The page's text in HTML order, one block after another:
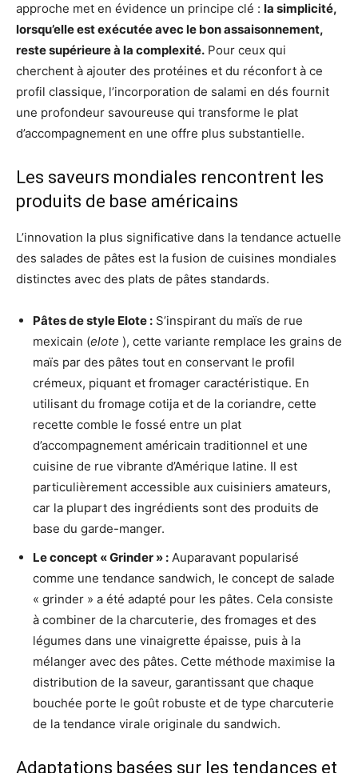
approche met en évidence un principe clé : la simplicité,
lorsqu’elle est exécutée avec le bon assaisonnement,
reste supérieure à la complexité. Pour ceux qui
cherchent à ajouter des protéines et du réconfort à ce
profil classique, l’incorporation de salami en dés fournit
une profondeur savoureuse qui transforme le plat
d’accompagnement en une offre plus substantielle.
Les saveurs mondiales rencontrent les
produits de base américains
L’innovation la plus significative dans la tendance actuelle
des salades de pâtes est la fusion de cuisines mondiales
distinctes avec des plats de pâtes standards.
Pâtes de style Elote : S’inspirant du maïs de rue
mexicain (elote ), cette variante remplace les grains de
maïs par des pâtes tout en conservant le profil
crémeux, piquant et fromager caractéristique. En
utilisant du fromage cotija et de la coriandre, cette
recette comble le fossé entre un plat
d’accompagnement américain traditionnel et une
cuisine de rue vibrante d’Amérique latine. Il est
particulièrement accessible aux cuisiniers amateurs,
car la plupart des ingrédients sont des produits de
base du garde-manger.
Le concept « Grinder » : Auparavant popularisé
comme une tendance sandwich, le concept de salade
« grinder » a été adapté pour les pâtes. Cela consiste
à combiner de la charcuterie, des fromages et des
légumes dans une vinaigrette épaisse, puis à la
mélanger avec des pâtes. Cette méthode maximise la
distribution de la saveur, garantissant que chaque
bouchée porte le goût robuste et de type charcuterie
de la tendance virale originale du sandwich.
Adaptations basées sur les tendances et